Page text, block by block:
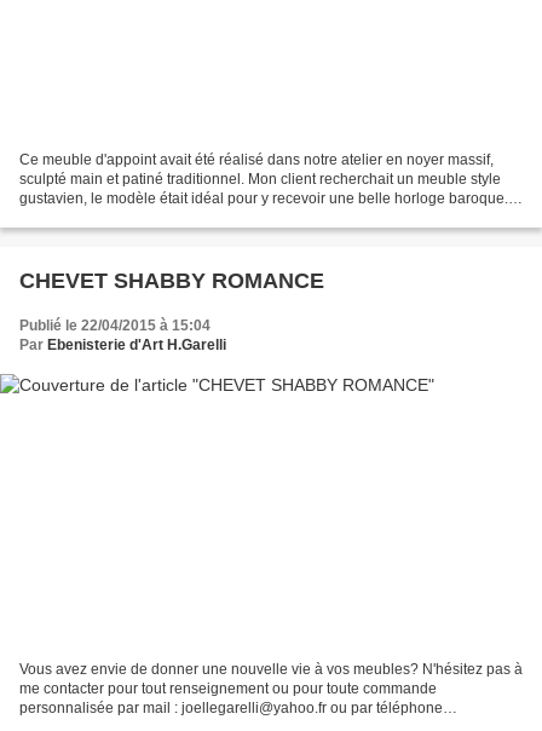
Ce meuble d'appoint avait été réalisé dans notre atelier en noyer massif,
sculpté main et patiné traditionnel. Mon client recherchait un meuble style
gustavien, le modèle était idéal pour y recevoir une belle horloge baroque.
CHEVET SHABBY ROMANCE
Publié le 22/04/2015 à 15:04
Par Ebenisterie d'Art H.Garelli
Vous avez envie de donner une nouvelle vie à vos meubles? N'hésitez pas à
me contacter pour tout renseignement ou pour toute commande
personnalisée par mail : joellegarelli@yahoo.fr ou par téléphone